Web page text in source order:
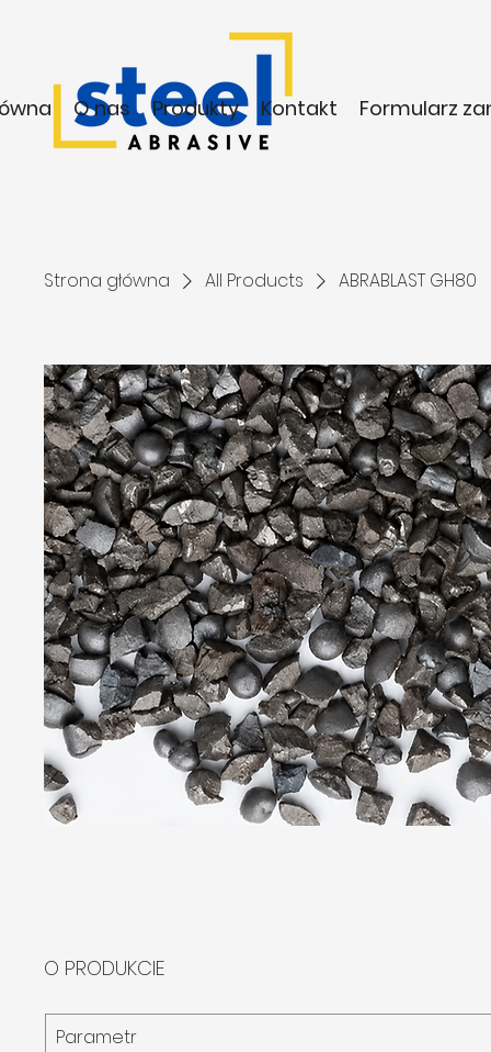
O nas Produkty Kontakt Formularz
Strona główna All Products ABRABLAST GH80
O PRODUKCIE
Parametr